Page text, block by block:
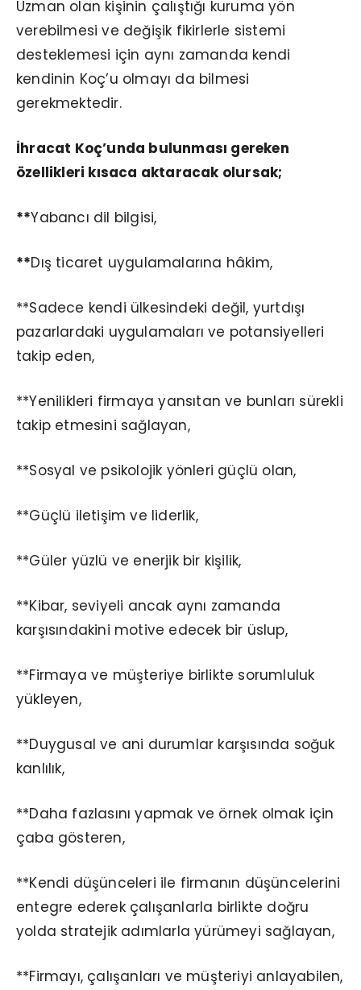
Uzman olan kişinin çalıştığı kuruma yön
verebilmesi ve değişik fikirlerle sistemi
desteklemesi için aynı zamanda kendi
kendinin Koç’u olmayı da bilmesi
gerekmektedir.
İhracat Koç’unda bulunması gereken
özellikleri kısaca aktaracak olursak;
**Yabancı dil bilgisi,
**Dış ticaret uygulamalarına hâkim,
**Sadece kendi ülkesindeki değil, yurtdışı
pazarlardaki uygulamaları ve potansiyelleri
takip eden,
**Yenilikleri firmaya yansıtan ve bunları sürekli
takip etmesini sağlayan,
**Sosyal ve psikolojik yönleri güçlü olan,
**Güçlü iletişim ve liderlik,
**Güler yüzlü ve enerjik bir kişilik,
**Kibar, seviyeli ancak aynı zamanda
karşısındakini motive edecek bir üslup,
**Firmaya ve müşteriye birlikte sorumluluk
yükleyen,
**Duygusal ve ani durumlar karşısında soğuk
kanlılık,
**Daha fazlasını yapmak ve örnek olmak için
çaba gösteren,
**Kendi düşünceleri ile firmanın düşüncelerini
entegre ederek çalışanlarla birlikte doğru
yolda stratejik adımlarla yürümeyi sağlayan,
**Firmayı, çalışanları ve müşteriyi anlayabilen,